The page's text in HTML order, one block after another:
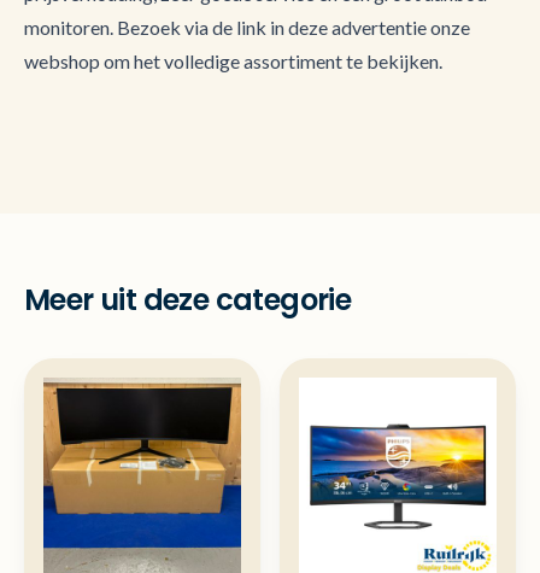
monitoren. Bezoek via de link in deze advertentie onze
webshop om het volledige assortiment te bekijken.
Meer uit deze categorie